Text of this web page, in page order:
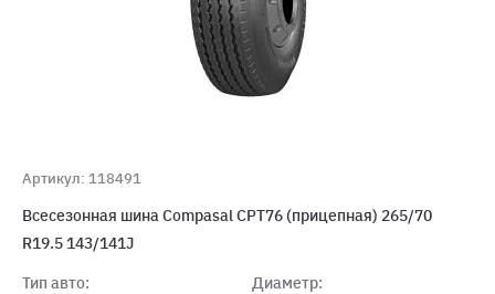
Артикул: 118491
Всесезонная шина Compasal CPT76 (прицепная) 265/70
R19.5 143/141J
Тип авто:
Диаметр: